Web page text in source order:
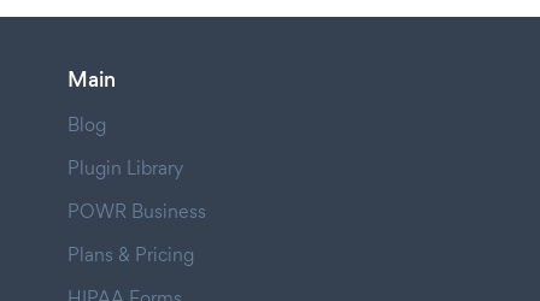
Main
Blog
Plugin Library
POWR Business
Plans & Pricing